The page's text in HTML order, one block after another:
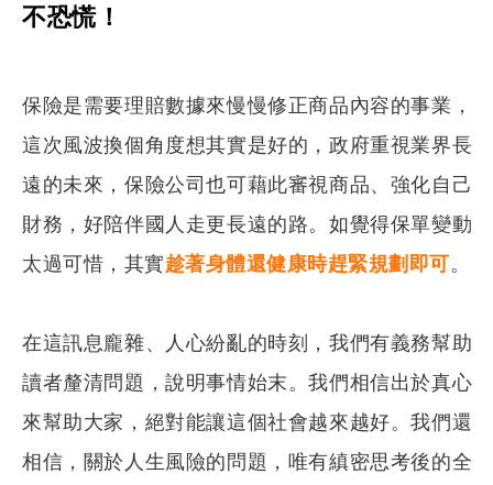
不恐慌！
保險是需要理賠數據來慢慢修正商品內容的事業，
這次風波換個角度想其實是好的，政府重視業界長
遠的未來，保險公司也可藉此審視商品、強化自己
財務，好陪伴國人走更長遠的路。如覺得保單變動
太過可惜，其實趁著身體還健康時趕緊規劃即可。
在這訊息龐雜、人心紛亂的時刻，我們有義務幫助
讀者釐清問題，說明事情始末。我們相信出於真心
來幫助大家，絕對能讓這個社會越來越好。我們還
相信，關於人生風險的問題，唯有縝密思考後的全